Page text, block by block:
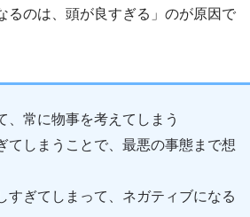
るのは、頭が良すぎる」のが原因で
常に物事を考えてしまう
しまうことで、最悪の事態まで想
ぎてしまって、ネガティブになる